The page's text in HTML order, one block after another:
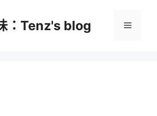
：Tenz's blog 選